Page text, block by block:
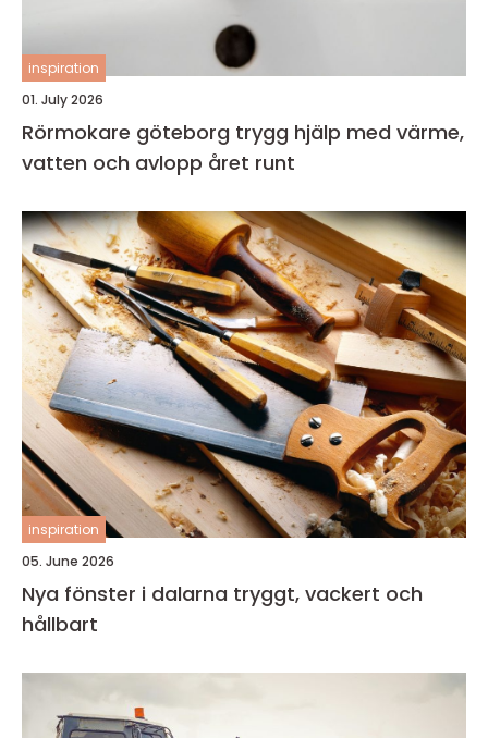
inspiration
01. July 2026
Rörmokare göteborg trygg hjälp med värme,
vatten och avlopp året runt
inspiration
05. June 2026
Nya fönster i dalarna tryggt, vackert och
hållbart